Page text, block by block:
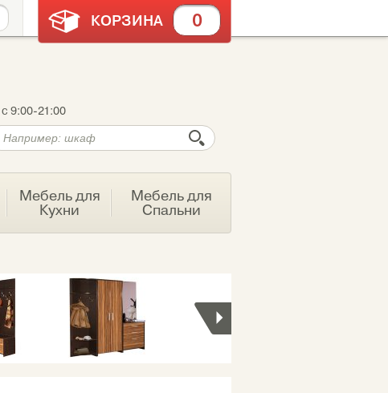
КОРЗИНА 0
с 9:00-21:00
Мебель для
Кухни
Мебель для
Спальни